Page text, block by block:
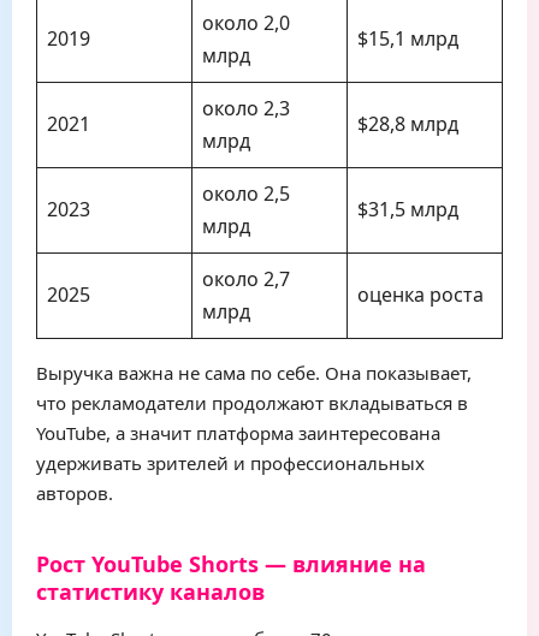
2019
около 2,0
млрд
$15,1 млрд
2021
около 2,3
млрд
$28,8 млрд
2023
около 2,5
млрд
$31,5 млрд
2025
около 2,7
млрд
оценка роста
Выручка важна не сама по себе. Она показывает,
что рекламодатели продолжают вкладываться в
YouTube, а значит платформа заинтересована
удерживать зрителей и профессиональных
авторов.
Рост YouTube Shorts — влияние на
статистику каналов